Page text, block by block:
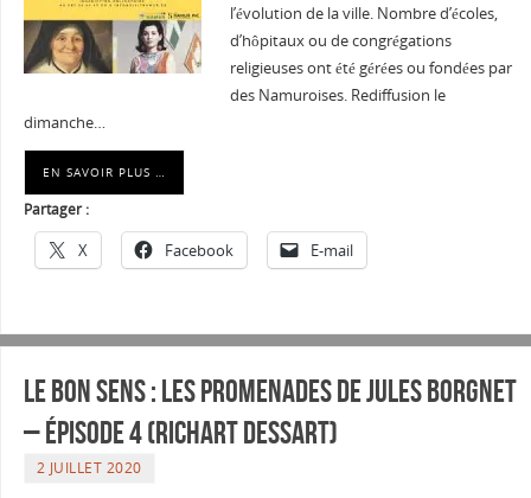
l’évolution de la ville. Nombre d’écoles,
d’hôpitaux ou de congrégations
religieuses ont été gérées ou fondées par
des Namuroises. Rediffusion le
dimanche…
EN SAVOIR PLUS …
Partager :
X Facebook E-mail
Le Bon sens : Les promenades de Jules Borgnet
– épisode 4 (Richart Dessart)
2 JUILLET 2020